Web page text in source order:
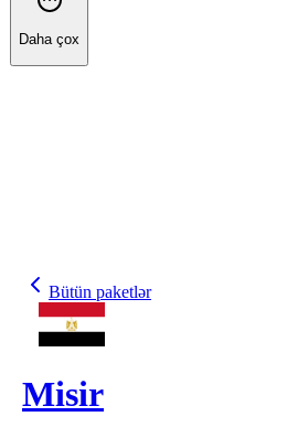
Daha çox
Bütün paketlər
Misir